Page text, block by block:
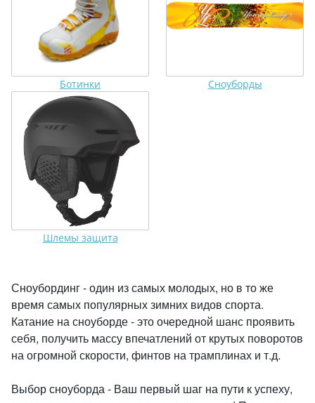
Ботинки Сноуборды
Шлемы защита
Сноубординг - один из самых молодых, но в то же
время самых популярных зимних видов спорта.
Катание на сноуборде - это очередной шанс проявить
себя, получить массу впечатлений от крутых поворотов
на огромной скорости, финтов на трамплинах и т.д.
Выбор сноуборда - Ваш первый шаг на пути к успеху,